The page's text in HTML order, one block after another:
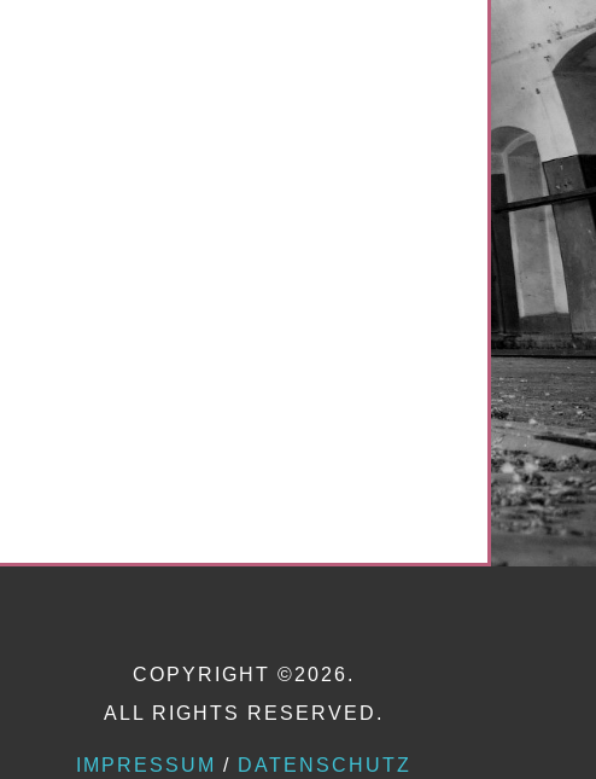
COPYRIGHT ©2026.
ALL RIGHTS RESERVED.
IMPRESSUM / DATENSCHUTZ